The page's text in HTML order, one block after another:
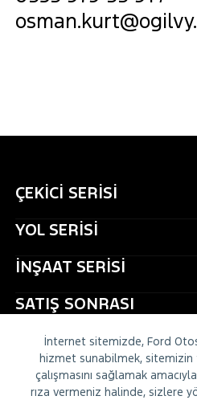
İnternet sitemizde, Ford
hizmet sunabilmek, sitemizin
çalışmasını sağlamak
rıza vermeniz halinde, sizlere
ÇEKİCİ SERİSİ
YOL SERİSİ
İNŞAAT SERİSİ
SATIŞ SONRASI
CONNECTRUCK
HİZMETLER